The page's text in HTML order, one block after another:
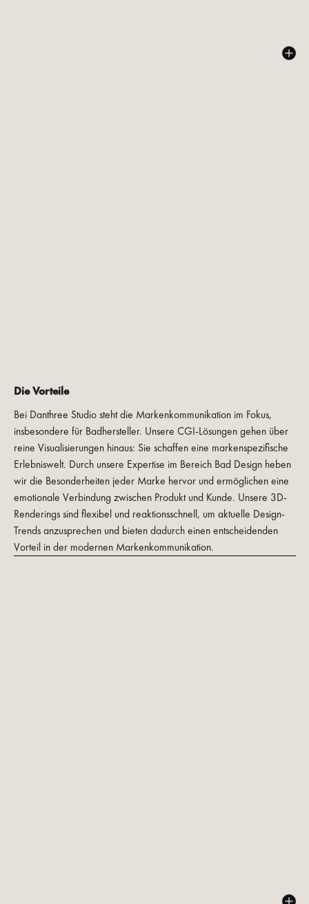
Die Vorteile
Bei Danthree Studio steht die Markenkommunikation im Fokus,
insbesondere für Badhersteller. Unsere CGI-Lösungen gehen über
reine Visualisierungen hinaus: Sie schaffen eine markenspezifische
Erlebniswelt. Durch unsere Expertise im Bereich Bad Design heben
wir die Besonderheiten jeder Marke hervor und ermöglichen eine
emotionale Verbindung zwischen Produkt und Kunde. Unsere 3D-
Renderings sind flexibel und reaktionsschnell, um aktuelle Design-
Trends anzusprechen und bieten dadurch einen entscheidenden
Vorteil in der modernen Markenkommunikation.